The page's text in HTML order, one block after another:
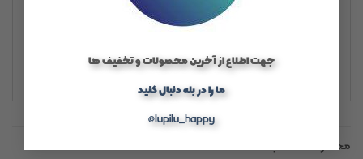
جهت اطلاع از آخرین محصولات و تخفیف ها
ما را در بله دنبال کنید
@lupilu_happy
محصولات مشابه